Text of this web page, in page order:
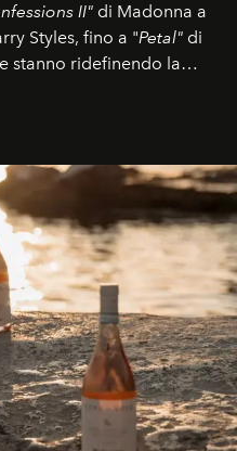
II" di Madonna a
Styles, fino a "Petal" di
stanno ridefinendo la